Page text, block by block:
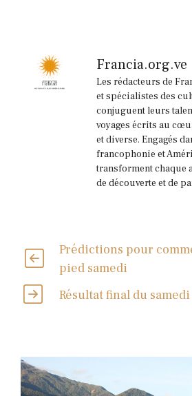
Francia.org.ve
Les rédacteurs de
et spécialistes des
conjuguent leurs
voyages écrits au
et diverse. Engagés
francophonie et
transforment chaque
de découverte et de
Prédictions pour
pied samedi
Résultat final du